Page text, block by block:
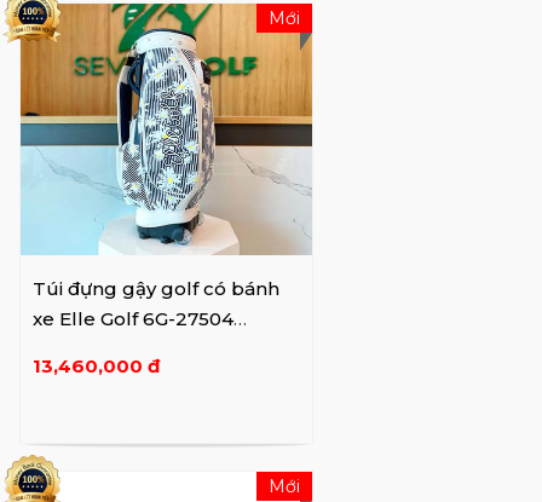
Túi đựng gậy golf có bánh
xe Elle Golf 6G-27504
13,460,000 đ
Mới
Mới